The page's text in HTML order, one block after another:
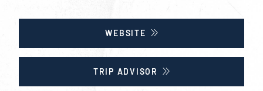
WEBSITE
TRIP ADVISOR